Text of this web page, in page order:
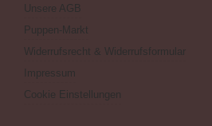
Unsere AGB
Puppen-Markt
Widerrufsrecht & Widerrufsformular
Impressum
Cookie Einstellungen